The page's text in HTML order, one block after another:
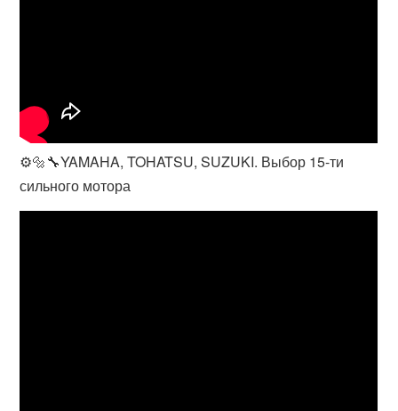
⚙️🔩🔧YAMAHA, TOHATSU, SUZUKI. Выбор 15-ти
сильного мотора